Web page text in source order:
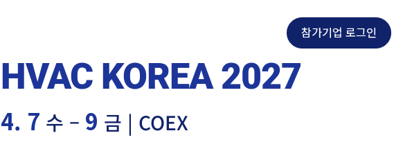
참가기업 로그인
HVAC KOREA 2027
4. 7 수 – 9 금 | COEX